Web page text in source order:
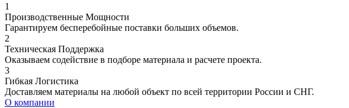
1
Производственные Мощности
Гарантируем бесперебойные поставки больших объемов.
2
Техническая Поддержка
Оказываем содействие в подборе материала и расчете проекта.
3
Гибкая Логистика
Доставляем материалы на любой объект по всей территории России и СНГ.
О компании